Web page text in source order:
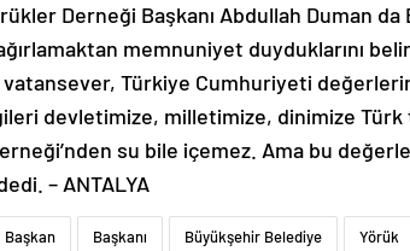
Derneği Başkanı Abdullah Duman
memnuniyet duyduklarını
Türkiye Cumhuriyeti
devletimize, milletimize, dinimize
su bile içemez. Ama bu
– ANTALYA
Başkan Başkanı Büyükşehir Belediye Yörük